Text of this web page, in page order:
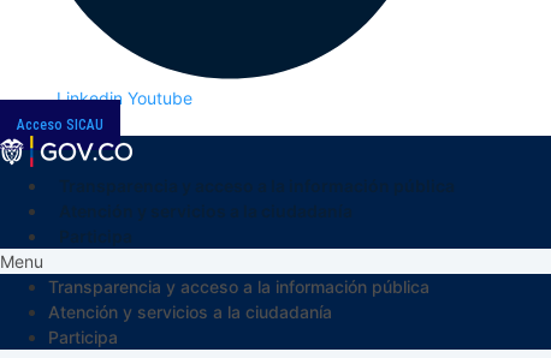
Linkedin Youtube
Acceso SICAU
Menu
Transparencia y acceso a la información pública
Atención y servicios a la ciudadanía
Participa